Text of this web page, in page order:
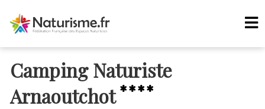
Camping Naturiste
Arnaoutchot****